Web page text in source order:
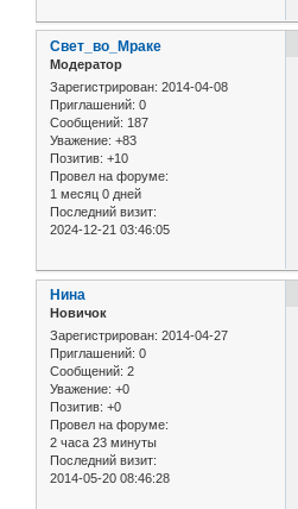
Свет_во_Мраке
Модератор
Зарегистрирован: 2014-04-08
Приглашений: 0
Сообщений: 187
Уважение: +83
Позитив: +10
Провел на форуме:
1 месяц 0 дней
Последний визит:
2024-12-21 03:46:05
Нина
Новичок
Зарегистрирован: 2014-04-27
Приглашений: 0
Сообщений: 2
Уважение: +0
Позитив: +0
Провел на форуме:
2 часа 23 минуты
Последний визит:
2014-05-20 08:46:28